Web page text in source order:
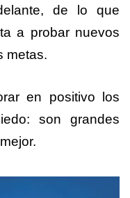
de lo que
a probar nuevos
metas.
en positivo los
son grandes